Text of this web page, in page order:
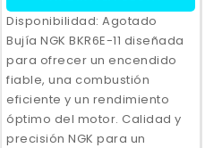
Disponibilidad: Agotado
Bujía NGK BKR6E-11 diseñada
para ofrecer un encendido
fiable, una combustión
eficiente y un rendimiento
óptimo del motor. Calidad y
precisión NGK para un